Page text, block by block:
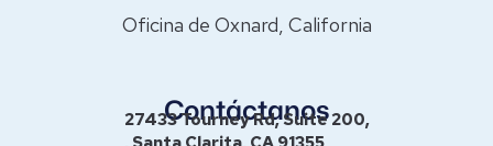
Oficina de Oxnard, California
Contáctanos
27433 Tourney Rd, Suite 200,